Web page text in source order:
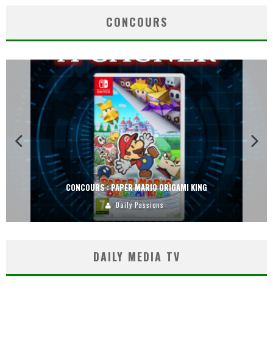
CONCOURS
CONCOURS : PAPER MARIO ORIGAMI KING
Daily Passions
DAILY MEDIA TV